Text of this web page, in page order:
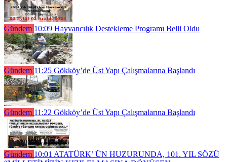
Gündem 10:09 Hayvancılık Destekleme Programı Belli Oldu
Gündem 11:25 Gökköy’de Üst Yapı Çalışmalarına Başlandı
Gündem 11:22 Gökköy’de Üst Yapı Çalışmalarına Başlandı
Gündem 10:01 ATATÜRK’ ÜN HUZURUNDA, 101. YIL SÖZÜ